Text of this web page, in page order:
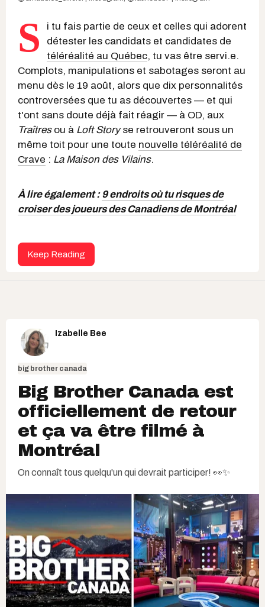
S
i tu fais partie de ceux et celles qui adorent
détester les candidats et candidates de
téléréalité au Québec, tu vas être servi.e.
Complots, manipulations et sabotages seront au
menu dès le 19 août, alors que dix personnalités
controversées que tu as découvertes — et qui
t'ont sans doute déjà fait réagir — à OD, aux
Traîtresou à Loft Storyse retrouveront sous un
même toit pour une toute nouvelle téléréalité de
Crave : La Maison des Vilains.
À lire également :9 endroits où tu risques de
croiser des joueurs des Canadiens de Montréal
Keep Reading
Izabelle Bee
big brother canada
Big Brother Canada est
officiellement de retour
et ça va être filmé à
Montréal
On connaît tous quelqu'un qui devrait participer! 👀✨